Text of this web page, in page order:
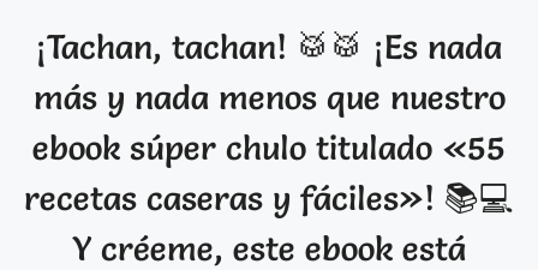
¡Tachan, tachan! 🥁🥁 ¡Es nada
más y nada menos que nuestro
ebook súper chulo titulado «55
recetas caseras y fáciles»! 📚💻
Y créeme, este ebook está